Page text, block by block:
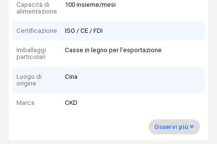
Capacità di
alimentazione
100 insieme/mesi
Certificazione ISO / CE / FDI
Imballaggi
particolari
Casse in legno per l'esportazione
Luogo di
origine
Cina
Marca CKD
Osservi più